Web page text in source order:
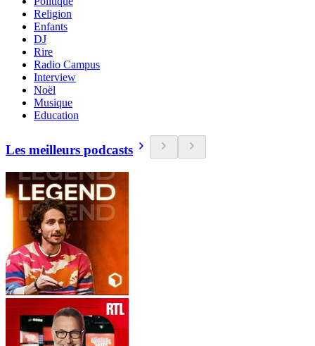
Religion
Enfants
DJ
Rire
Radio Campus
Interview
Noël
Musique
Education
Les meilleurs podcasts